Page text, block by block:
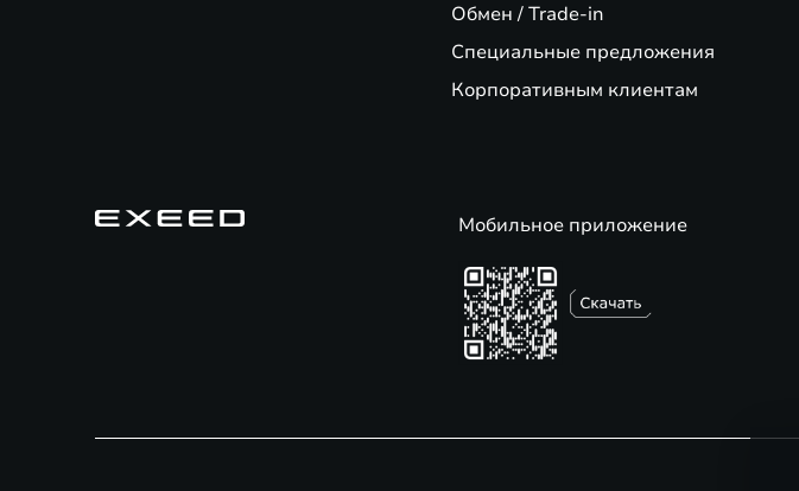
Обмен / Trade-in
Специальные предложения
Корпоративным клиентам
Мобильное приложение